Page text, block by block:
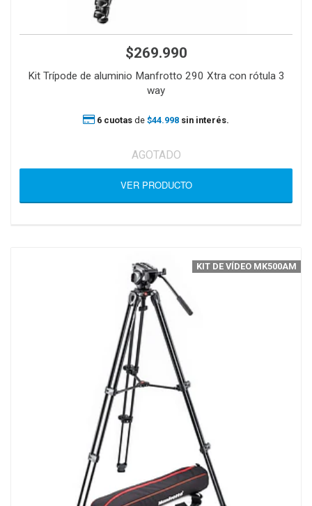
$269.990
Kit Trípode de aluminio Manfrotto 290 Xtra con rótula 3
way
6 cuotas de $44.998 sin interés.
AGOTADO
VER PRODUCTO
KIT DE VÍDEO MK500AM